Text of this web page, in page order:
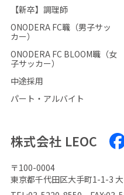
【新卒】調理師
ONODERA FC職（男子サッ
カー）
ONODERA FC BLOOM職（女
子サッカー）
中途採用
パート・アルバイト
株式会社 LEOC
〒100-0004
東京都千代田区大手町1-1-3